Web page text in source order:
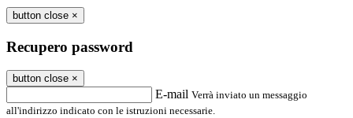
button close ×
Recupero password
button close ×
E-mail Verrà inviato un messaggio
all'indirizzo indicato con le istruzioni necessarie.